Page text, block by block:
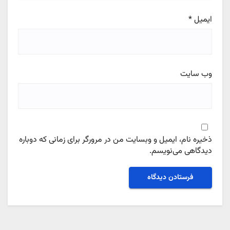
ایمیل*
وب‌ سایت
ذخیره نام، ایمیل و وبسایت من در مرورگر برای زمانی که دوباره
دیدگاهی می‌نویسم.